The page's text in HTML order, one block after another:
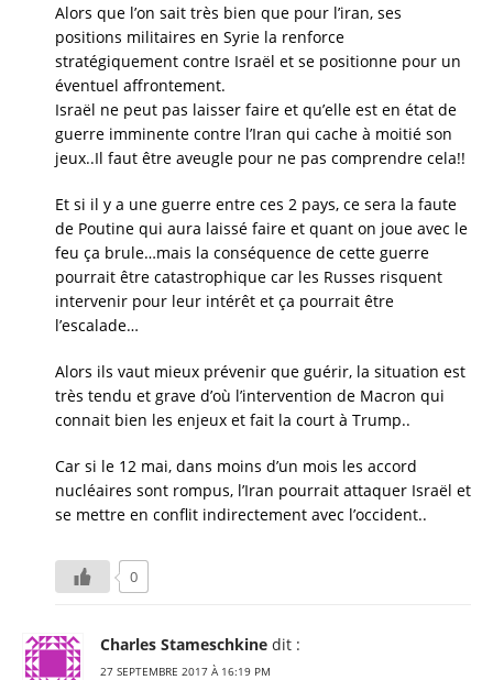
Alors que l’on sait très bien que pour l’iran, ses
positions militaires en Syrie la renforce
stratégiquement contre Israël et se positionne pour un
éventuel affrontement.
Israël ne peut pas laisser faire et qu’elle est en état de
guerre imminente contre l’Iran qui cache à moitié son
jeux..Il faut être aveugle pour ne pas comprendre cela!!
Et si il y a une guerre entre ces 2 pays, ce sera la faute
de Poutine qui aura laissé faire et quant on joue avec le
feu ça brule…mais la conséquence de cette guerre
pourrait être catastrophique car les Russes risquent
intervenir pour leur intérêt et ça pourrait être
l’escalade…
Alors ils vaut mieux prévenir que guérir, la situation est
très tendu et grave d’où l’intervention de Macron qui
connait bien les enjeux et fait la court à Trump..
Car si le 12 mai, dans moins d’un mois les accord
nucléaires sont rompus, l’Iran pourrait attaquer Israël et
se mettre en conflit indirectement avec l’occident..
0
Charles Stameschkine dit :
27 SEPTEMBRE 2017 À 16:19 PM